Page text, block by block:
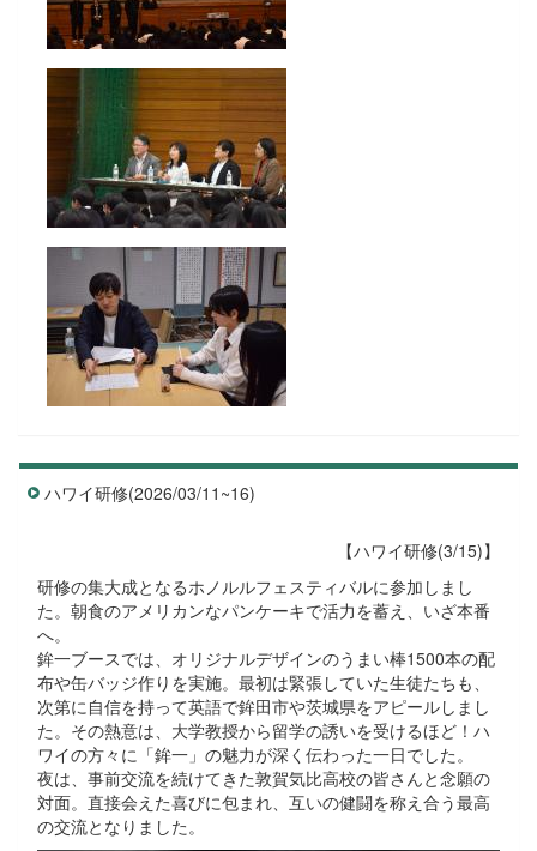
ハワイ研修(2026/03/11~16)
【ハワイ研修(3/15)】
研修の集大成となるホノルルフェスティバルに参加しまし
た。朝食のアメリカンなパンケーキで活力を蓄え、いざ本番
へ。
鉾一ブースでは、オリジナルデザインのうまい棒1500本の配
布や缶バッジ作りを実施。最初は緊張していた生徒たちも、
次第に自信を持って英語で鉾田市や茨城県をアピールしまし
た。その熱意は、大学教授から留学の誘いを受けるほど！ハ
ワイの方々に「鉾一」の魅力が深く伝わった一日でした。
夜は、事前交流を続けてきた敦賀気比高校の皆さんと念願の
対面。直接会えた喜びに包まれ、互いの健闘を称え合う最高
の交流となりました。